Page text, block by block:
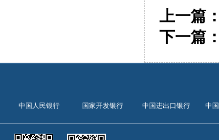
上一篇
下一篇
中国人民银行 国家开发银行 中国进出口银行 中